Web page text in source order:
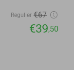
Regulier €67
€39,50